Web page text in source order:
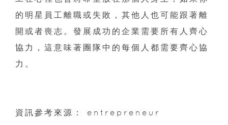
的明星員工離職或失敗，其他人也可能跟著離
開或者喪志。發展成功的企業需要所有人齊心
協力，這意味著團隊中的每個人都需要齊心協
力。
資訊參考來源： entrepreneur